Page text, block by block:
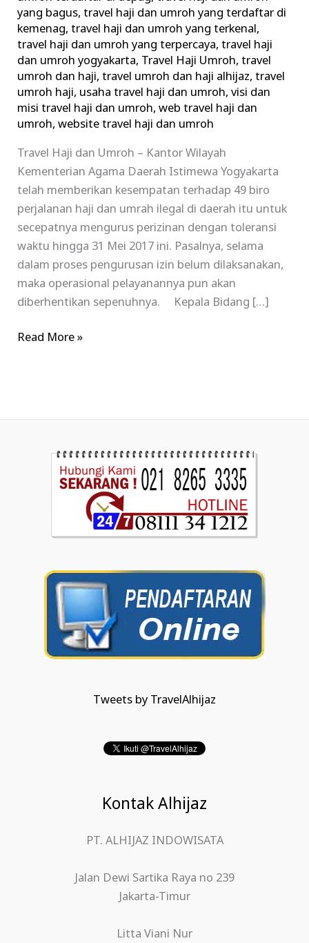
yang bagus,travel haji dan umroh yang terdaftar di
kemenag,travel haji dan umroh yang terkenal,
travel haji dan umroh yang terpercaya,travel haji
dan umroh yogyakarta, Travel Haji Umroh,travel
umroh dan haji,travel umroh dan haji alhijaz,travel
umroh haji, usaha travel haji dan umroh,visi dan
misi travel haji dan umroh,web travel haji dan
umroh,website travel haji dan umroh
Travel Haji dan Umroh – Kantor Wilayah
Kementerian Agama Daerah Istimewa Yogyakarta
telah memberikan kesempatan terhadap 49 biro
perjalanan haji dan umrah ilegal di daerah itu untuk
secepatnya mengurus perizinan dengan toleransi
waktu hingga 31 Mei 2017 ini. Pasalnya, selama
dalam proses pengurusan izin belum dilaksanakan,
maka operasional pelayanannya pun akan
diberhentikan sepenuhnya. Kepala Bidang […]
Read More »
Tweets by TravelAlhijaz
Kontak Alhijaz
PT. ALHIJAZ INDOWISATA
Jalan Dewi Sartika Raya no 239
Jakarta-Timur
Litta Viani Nur